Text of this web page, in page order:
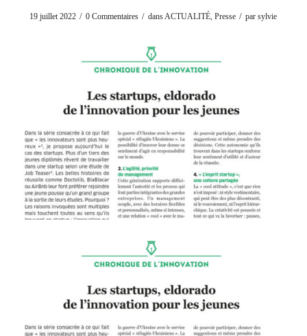
19 juillet 2022 / 0 Commentaires / dans ACTUALITÉ ,Presse / parsylvie